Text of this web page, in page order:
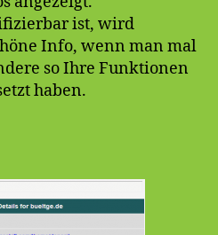
ist, wird
Info, wenn man mal
so Ihre Funktionen
haben.